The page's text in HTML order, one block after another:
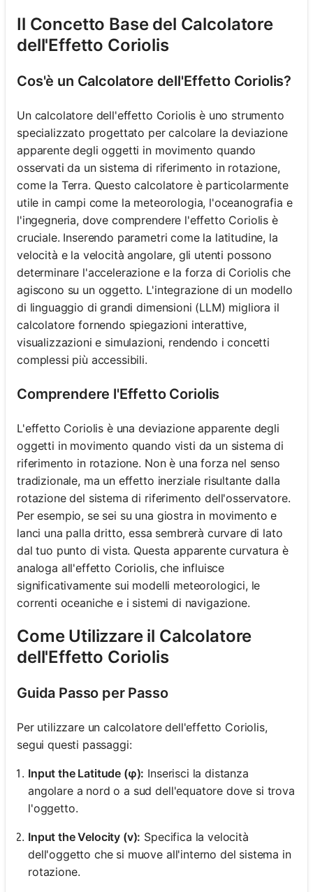
Il Concetto Base del Calcolatore
dell'Effetto Coriolis
Cos'è un Calcolatore dell'Effetto Coriolis?
Un calcolatore dell'effetto Coriolis è uno strumento
specializzato progettato per calcolare la deviazione
apparente degli oggetti in movimento quando
osservati da un sistema di riferimento in rotazione,
come la Terra. Questo calcolatore è particolarmente
utile in campi come la meteorologia, l'oceanografia e
l'ingegneria, dove comprendere l'effetto Coriolis è
cruciale. Inserendo parametri come la latitudine, la
velocità e la velocità angolare, gli utenti possono
determinare l'accelerazione e la forza di Coriolis che
agiscono su un oggetto. L'integrazione di un modello
di linguaggio di grandi dimensioni (LLM) migliora il
calcolatore fornendo spiegazioni interattive,
visualizzazioni e simulazioni, rendendo i concetti
complessi più accessibili.
Comprendere l'Effetto Coriolis
L'effetto Coriolis è una deviazione apparente degli
oggetti in movimento quando visti da un sistema di
riferimento in rotazione. Non è una forza nel senso
tradizionale, ma un effetto inerziale risultante dalla
rotazione del sistema di riferimento dell'osservatore.
Per esempio, se sei su una giostra in movimento e
lanci una palla dritto, essa sembrerà curvare di lato
dal tuo punto di vista. Questa apparente curvatura è
analoga all'effetto Coriolis, che influisce
significativamente sui modelli meteorologici, le
correnti oceaniche e i sistemi di navigazione.
Come Utilizzare il Calcolatore
dell'Effetto Coriolis
Guida Passo per Passo
Per utilizzare un calcolatore dell'effetto Coriolis,
segui questi passaggi:
Input the Latitude (φ): Inserisci la distanza
angolare a nord o a sud dell'equatore dove si trova
l'oggetto.
Input the Velocity (v): Specifica la velocità
dell'oggetto che si muove all'interno del sistema in
rotazione.